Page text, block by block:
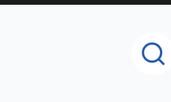
une forte judiciarisation